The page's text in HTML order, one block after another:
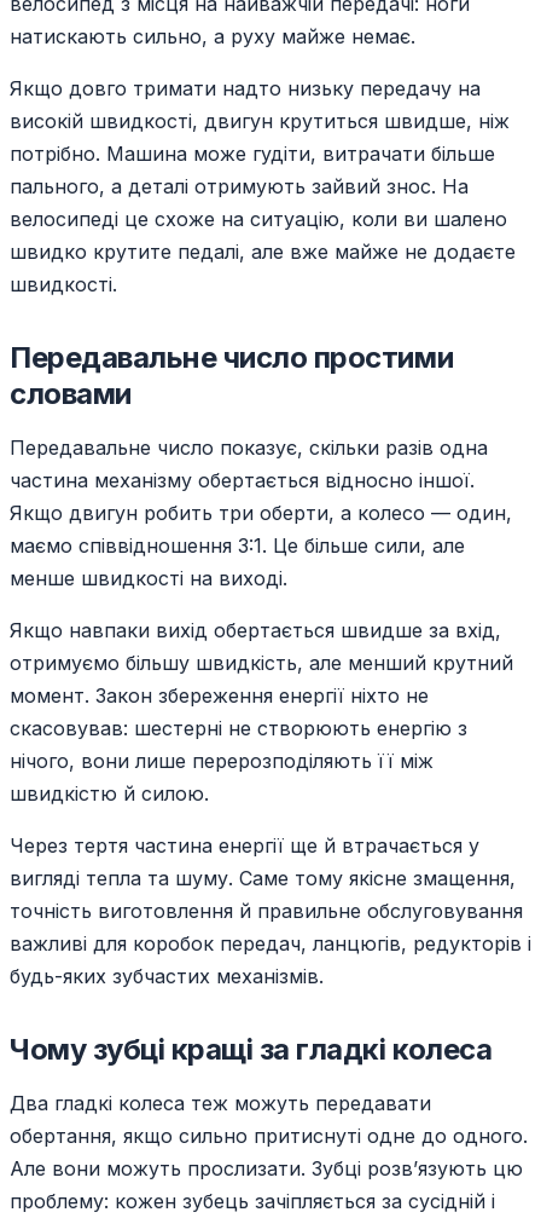
натискають сильно, а руху майже немає.
Якщо довго тримати надто низьку передачу на
високій швидкості, двигун крутиться швидше, ніж
потрібно. Машина може гудіти, витрачати більше
пального, а деталі отримують зайвий знос. На
велосипеді це схоже на ситуацію, коли ви шалено
швидко крутите педалі, але вже майже не додаєте
швидкості.
Передавальне число простими
словами
Передавальне число показує, скільки разів одна
частина механізму обертається відносно іншої.
Якщо двигун робить три оберти, а колесо — один,
маємо співвідношення 3:1. Це більше сили, але
менше швидкості на виході.
Якщо навпаки вихід обертається швидше за вхід,
отримуємо більшу швидкість, але менший крутний
момент. Закон збереження енергії ніхто не
скасовував: шестерні не створюють енергію з
нічого, вони лише перерозподіляють її між
швидкістю й силою.
Через тертя частина енергії ще й втрачається у
вигляді тепла та шуму. Саме тому якісне змащення,
точність виготовлення й правильне обслуговування
важливі для коробок передач, ланцюгів, редукторів і
будь-яких зубчастих механізмів.
Чому зубці кращі за гладкі колеса
Два гладкі колеса теж можуть передавати
обертання, якщо сильно притиснуті одне до одного.
Але вони можуть прослизати. Зубці розв’язують цю
проблему: кожен зубець зачіпляється за сусідній і